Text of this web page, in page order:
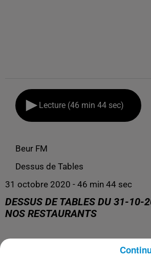
Lecture (46 min 44 sec)
Beur FM
Dessus de Tables
31 octobre 2020 - 46 min 44 sec
DESSUS DE TABLES DU 31-10-
NOS RESTAURANTS
Dessus de tables du 31-10-2020 :